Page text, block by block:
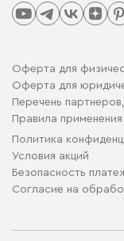
Оферта для
Оферта для
Перечень
Правила
Политика
Условия акций
Безопасность
Cогласие на